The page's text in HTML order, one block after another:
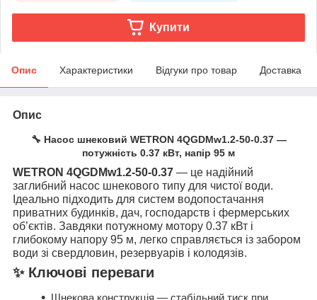
Купити
Опис Характеристики Відгуки про товар Доставка
Опис
🔧 Насос шнековий WETRON 4QGDMw1.2-50-0.37 —
потужність 0.37 кВт, напір 95 м
WETRON 4QGDMw1.2-50-0.37 — це надійний
заглибний насос шнекового типу для чистої води.
Ідеально підходить для систем водопостачання
приватних будинків, дач, господарств і фермерських
об’єктів. Завдяки потужному мотору 0.37 кВт і
глибокому напору 95 м, легко справляється із забором
води зі свердловин, резервуарів і колодязів.
✨ Ключові переваги